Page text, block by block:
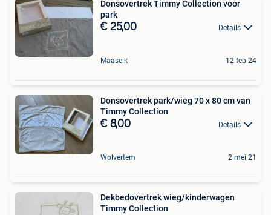
Donsovertrek Timmy Collection voor
park
€ 25,00 Details
Maaseik 12 feb 24
Donsovertrek park/wieg 70 x 80 cm van
Timmy Collection
€ 8,00 Details
Wolvertem 2 mei 21
Dekbedovertrek wieg/kinderwagen
Timmy Collection